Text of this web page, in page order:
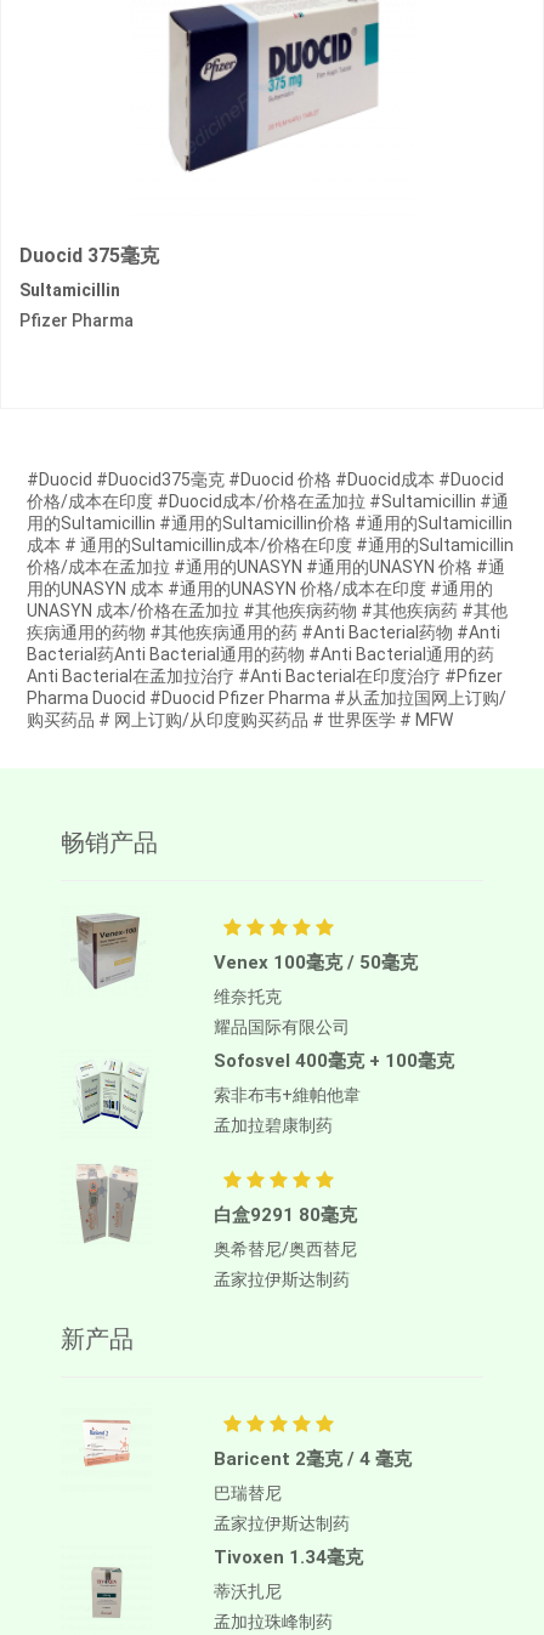
Duocid 375毫克
Sultamicillin
Pfizer Pharma
#Duocid #Duocid375毫克 #Duocid 价格 #Duocid成本 #Duocid
价格/成本在印度 #Duocid成本/价格在孟加拉 #Sultamicillin #通
用的Sultamicillin #通用的Sultamicillin价格 #通用的Sultamicillin
成本 # 通用的Sultamicillin成本/价格在印度 #通用的Sultamicillin
价格/成本在孟加拉 #通用的UNASYN #通用的UNASYN 价格 #通
用的UNASYN 成本 #通用的UNASYN 价格/成本在印度 #通用的
UNASYN 成本/价格在孟加拉 #其他疾病药物 #其他疾病药 #其他
疾病通用的药物 #其他疾病通用的药 #Anti Bacterial药物 #Anti
Bacterial药Anti Bacterial通用的药物 #Anti Bacterial通用的药
Anti Bacterial在孟加拉治疗 #Anti Bacterial在印度治疗 #Pfizer
Pharma Duocid #Duocid Pfizer Pharma #从孟加拉国网上订购/
购买药品 # 网上订购/从印度购买药品 # 世界医学 # MFW
畅销产品
Venex 100毫克 / 50毫克
维奈托克
耀品国际有限公司
Sofosvel 400毫克 + 100毫克
索非布韦+維帕他韋
孟加拉碧康制药
白盒9291 80毫克
奥希替尼/奥西替尼
孟家拉伊斯达制药
新产品
Baricent 2毫克 / 4 毫克
巴瑞替尼
孟家拉伊斯达制药
Tivoxen 1.34毫克
蒂沃扎尼
孟加拉珠峰制药